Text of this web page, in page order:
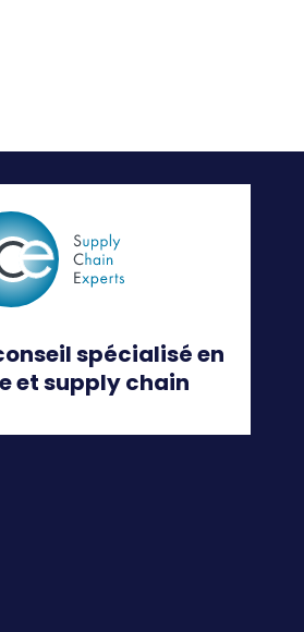
spécialisé en
et supply chain